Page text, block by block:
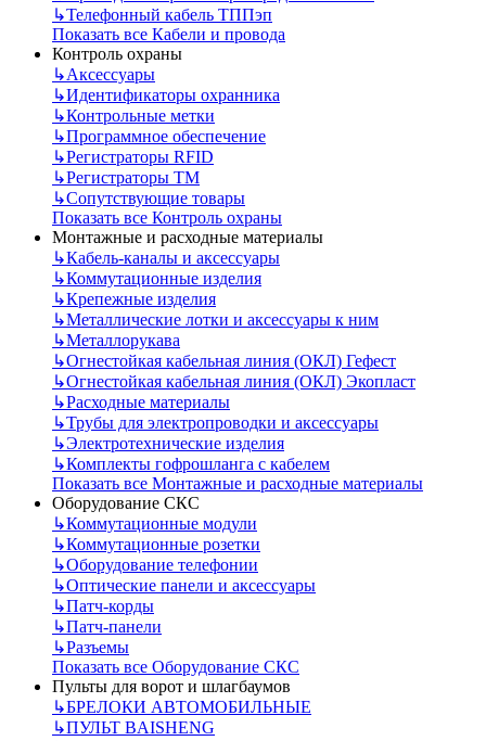
↳Телефонный кабель ТППэп
Показать все Кабели и провода
Контроль охраны
↳Аксессуары
↳Идентификаторы охранника
↳Контрольные метки
↳Программное обеспечение
↳Регистраторы RFID
↳Регистраторы ТМ
↳Сопутствующие товары
Показать все Контроль охраны
Монтажные и расходные материалы
↳Кабель-каналы и аксессуары
↳Коммутационные изделия
↳Крепежные изделия
↳Металлические лотки и аксессуары к ним
↳Металлорукава
↳Огнестойкая кабельная линия (ОКЛ) Гефест
↳Огнестойкая кабельная линия (ОКЛ) Экопласт
↳Расходные материалы
↳Трубы для электропроводки и аксессуары
↳Электротехнические изделия
↳Комплекты гофрошланга с кабелем
Показать все Монтажные и расходные материалы
Оборудование СКС
↳Коммутационные модули
↳Коммутационные розетки
↳Оборудование телефонии
↳Оптические панели и аксессуары
↳Патч-корды
↳Патч-панели
↳Разъемы
Показать все Оборудование СКС
Пульты для ворот и шлагбаумов
↳БРЕЛОКИ АВТОМОБИЛЬНЫЕ
↳ПУЛЬТ BAISHENG